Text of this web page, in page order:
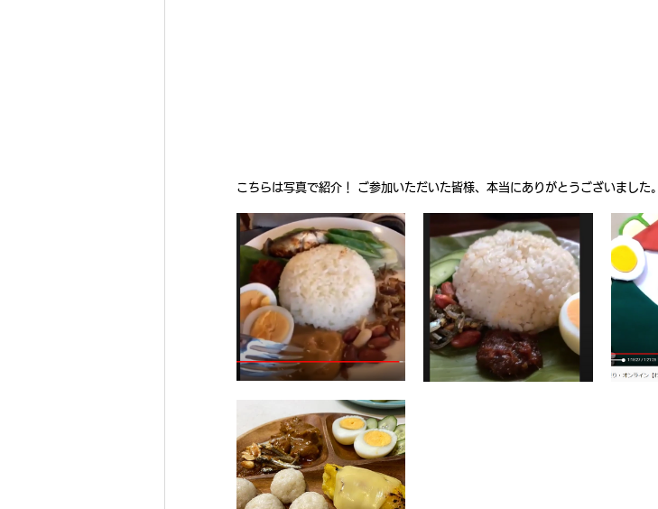
こちらは写真で紹介！ ご参加いただいた皆様、本当にありがとうございました。